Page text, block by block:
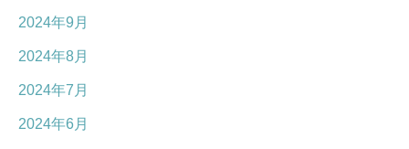
2024年9月
2024年8月
2024年7月
2024年6月